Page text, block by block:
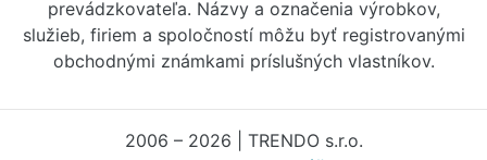
prevádzkovateľa. Názvy a označenia výrobkov,
služieb, firiem a spoločností môžu byť registrovanými
obchodnými známkami príslušných vlastníkov.
2006 – 2026 | TRENDO s.r.o.